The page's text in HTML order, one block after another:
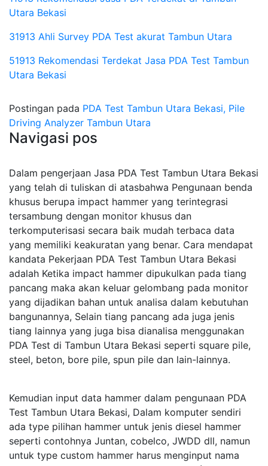
Utara Bekasi
31913 Ahli Survey PDA Test akurat Tambun Utara
51913 Rekomendasi Terdekat Jasa PDA Test Tambun
Utara Bekasi
Postingan pada PDA Test Tambun Utara Bekasi, Pile
Driving Analyzer Tambun Utara
Navigasi pos
Dalam pengerjaan Jasa PDA Test Tambun Utara Bekasi
yang telah di tuliskan di atasbahwa Pengunaan benda
khusus berupa impact hammer yang terintegrasi
tersambung dengan monitor khusus dan
terkomputerisasi secara baik mudah terbaca data
yang memiliki keakuratan yang benar. Cara mendapat
kandata Pekerjaan PDA Test Tambun Utara Bekasi
adalah Ketika impact hammer dipukulkan pada tiang
pancang maka akan keluar gelombang pada monitor
yang dijadikan bahan untuk analisa dalam kebutuhan
bangunannya, Selain tiang pancang ada juga jenis
tiang lainnya yang juga bisa dianalisa menggunakan
PDA Test di Tambun Utara Bekasi seperti square pile,
steel, beton, bore pile, spun pile dan lain-lainnya.
Kemudian input data hammer dalam pengunaan PDA
Test Tambun Utara Bekasi, Dalam komputer sendiri
ada type pilihan hammer untuk jenis diesel hammer
seperti contohnya Juntan, cobelco, JWDD dll, namun
untuk type custom hammer harus menginput nama